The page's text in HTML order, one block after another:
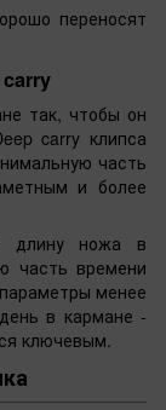
переносят
так, чтобы он
carry клипса
часть
и более
длину ножа в
часть времени
менее
в кармане -
ключевым.